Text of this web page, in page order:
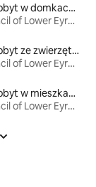
Miejsca na pobyt w domkach gościnnych
District Council of Lower Eyre Peninsula
Miejsca na pobyt ze zwierzętami
District Council of Lower Eyre Peninsula
Miejsca na pobyt w mieszkaniach
District Council of Lower Eyre Peninsula